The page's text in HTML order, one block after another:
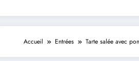
Accueil Entrées Tarte salée avec